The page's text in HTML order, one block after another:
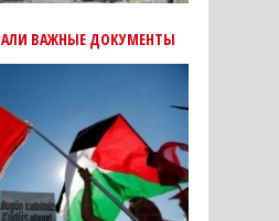
ВАЖНЫЕ ДОКУМЕНТЫ